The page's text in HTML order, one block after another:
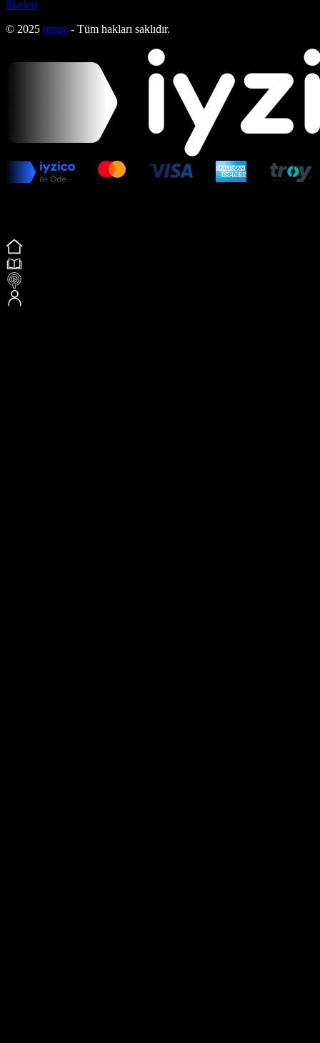
İlkeleri
© 2025 bmag - Tüm hakları saklıdır.